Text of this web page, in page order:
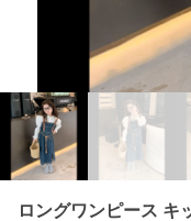
ロングワンピース キ